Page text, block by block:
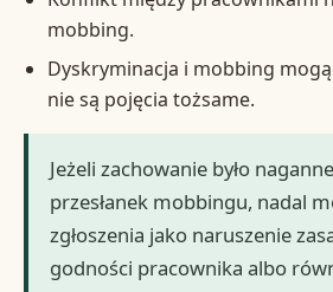
mobbing.
Dyskryminacja i mobbing mogą
nie są pojęcia tożsame.
Jeżeli zachowanie było
przesłanek mobbingu, nadal
zgłoszenia jako naruszenie
godności pracownika albo